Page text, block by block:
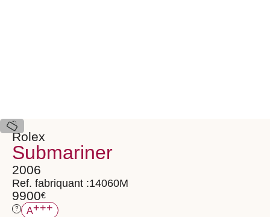
Rolex
Submariner
2006
Ref. fabriquant :14060M
9900€
? A+++